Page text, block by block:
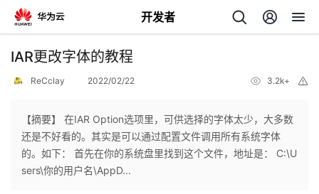
开发者
返
个
IAR更改字体的教程
ReCclay 2022/02/22 3.2k+
【摘要】 在IAR Option选项里，可供选择的字体太少，大多数
还是不好看的。其实是可以通过配置文件调用所有系统字体
的。如下： 首先在你的系统盘里找到这个文件，地址是： C:\U
sers\你的用户名\AppD...